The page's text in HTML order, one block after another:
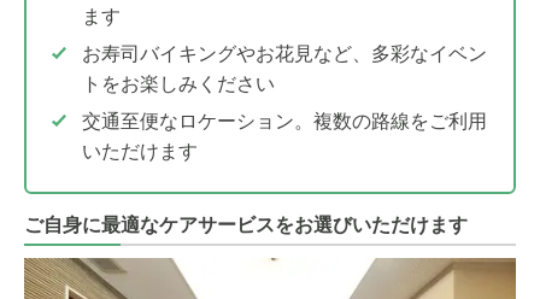
ます
お寿司バイキングやお花見など、多彩なイベン
トをお楽しみください
交通至便なロケーション。複数の路線をご利用
いただけます
ご自身に最適なケアサービスをお選びいただけます